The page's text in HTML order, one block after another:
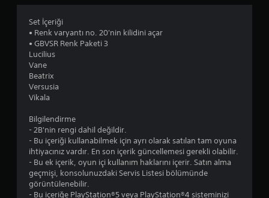
l
Set İçeriği
• Renk varyantı no. 20'nin kilidini açar
• GBVSR Renk Paketi 3
Lucilius
Vane
Beatrix
Versusia
Vikala
Bilgilendirme
- 2B'nin rengi dahil değildir.
- Bu içeriği kullanabilmek için ayrı olarak satılan tam oyuna
ihtiyacınız vardır. En son içerik güncellemesi gerekli olabilir.
- Bu ek içerik, oyun içi kullanım haklarını içerir. Satın alma
geçmişi, konsolunuzdaki Servis Listesi bölümünde
görüntülenebilir.
- Bu içeriğe PlayStation®5 veya PlayStation®4 sisteminizi